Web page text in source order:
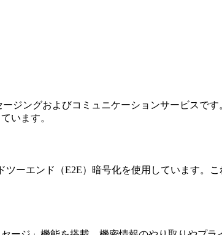
ジングおよびコミュニケーションサービスで
います。
ツーエンド（E2E）暗号化を使用しています。